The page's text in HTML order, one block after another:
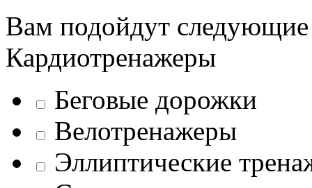
Вам подойдут
Кардиотренажеры
Беговые дорожки
Велотренажеры
Эллиптические